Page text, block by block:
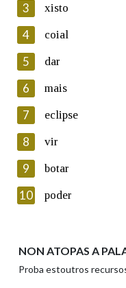
En cumprimento da
Protección de Datos de
Galega informa a
electrónico, así como
persoal, que estes datos
automatizado de
ficheiros informáticos.
seu dereito de acceso,
seus datos poñéndose
Lin e acepto as
Introduce o código
Texto de verificación
3 xisto
4 coial
5 dar
6 mais
7 eclipse
8 vir
9 botar
10 poder
NON ATOPAS A
Proba estoutros